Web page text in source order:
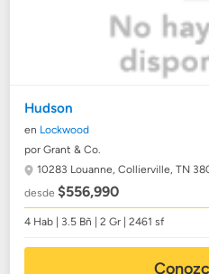
Hudson
en Lockwood
por Grant & Co.
10283 Louanne,Collierville, TN
desde$556,990
4 Hab | 3.5 Bñ | 2 Gr | 2461 sf